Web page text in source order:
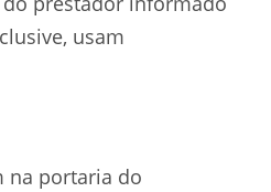
usam
na portaria do